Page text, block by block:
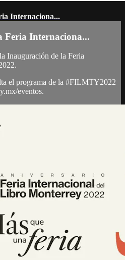
Internaciona...
Feria Internaciona...
Inauguración de la Feria
el programa de la #FILMTY2022
eventos.